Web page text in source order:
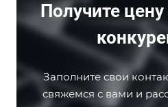
Получите
Заполните свои
свяжемся с вами и